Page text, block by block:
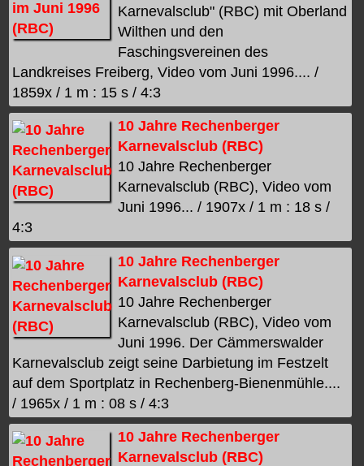
Karnevalsclub" (RBC) mit Oberland
Wilthen und den
Faschingsvereinen des
Landkreises Freiberg, Video vom Juni 1996.... /
1859x / 1 m : 15 s / 4:3
10 Jahre Rechenberger
Karnevalsclub (RBC)
10 Jahre Rechenberger
Karnevalsclub (RBC), Video vom
Juni 1996... / 1907x / 1 m : 18 s /
4:3
10 Jahre Rechenberger
Karnevalsclub (RBC)
10 Jahre Rechenberger
Karnevalsclub (RBC), Video vom
Juni 1996. Der Cämmerswalder
Karnevalsclub zeigt seine Darbietung im Festzelt
auf dem Sportplatz in Rechenberg-Bienenmühle....
/ 1965x / 1 m : 08 s / 4:3
10 Jahre Rechenberger
Karnevalsclub (RBC)